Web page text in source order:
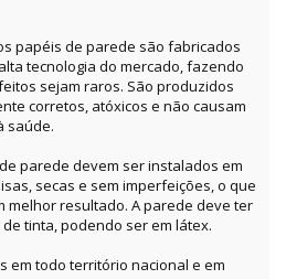
papéis de parede são fabricados
tecnologia do mercado, fazendo
sejam raros. São produzidos
corretos, atóxicos e não causam
saúde.
parede devem ser instalados em
secas e sem imperfeições, o que
melhor resultado. A parede deve ter
tinta, podendo ser em látex.
em todo território nacional e em